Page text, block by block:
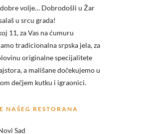
volje… Dobrodošli uŽar
u srcu grada!
11, za Vas na ćumuru
tradicionalna srpska jela, za
originalne specijalitete
a mališane dočekujemo u
dečjem kutku i igraonici.
NAŠEG RESTORANA
Sad